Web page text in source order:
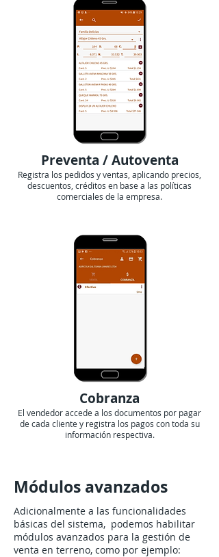
Preventa / Autoventa
Registra los pedidos y ventas, aplicando precios,
descuentos, créditos en base a las políticas
comerciales de la empresa.
Cobranza
El vendedor accede a los documentos por pagar
de cada cliente y registra los pagos con toda su
información respectiva.
Módulos avanzados
Adicionalmente a las funcionalidades
básicas del sistema, podemos habilitar
módulos avanzados para la gestión de
venta en terreno, como por ejemplo: